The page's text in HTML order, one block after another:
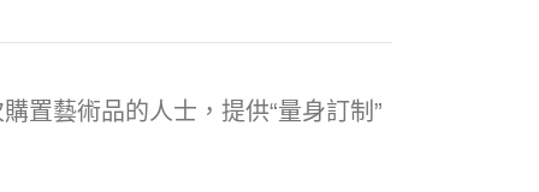
置藝術品的人士，提供“量身訂制”